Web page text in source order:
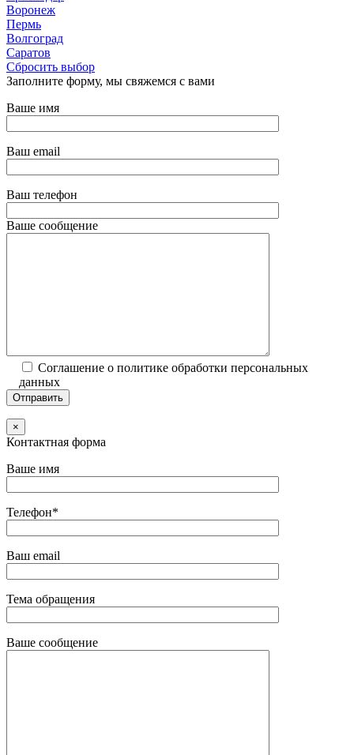
Воронеж
Пермь
Волгоград
Саратов
Сбросить выбор
Заполните форму, мы свяжемся с вами
Ваше имя
Ваш email
Ваш телефон
Ваше сообщение
Соглашение о политике обработки персональных
данных
×
Контактная форма
Ваше имя
Телефон*
Ваш email
Тема обращения
Ваше сообщение